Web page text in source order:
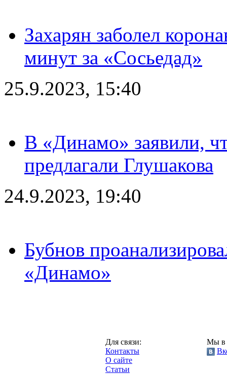
Захарян заболел
минут за «Сосьедад»
25.9.2023, 15:40
В «Динамо» заявили,
предлагали Глушакова
24.9.2023, 19:40
Бубнов
«Динамо»
Для связи:
Контакты
О сайте
Статьи
Мы в